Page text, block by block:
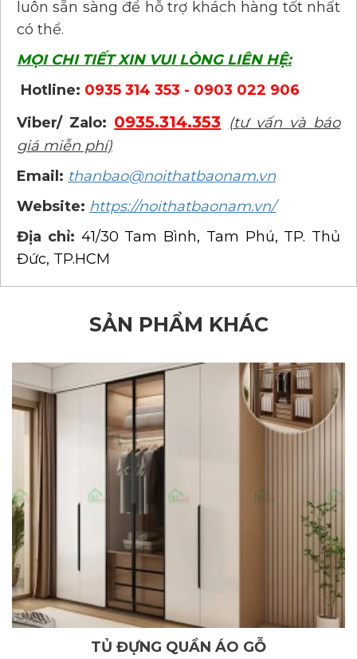
luôn sẵn sàng để hỗ trợ khách hàng tốt nhất
có thể.
MỌI CHI TIẾT XIN VUI LÒNG LIÊN HỆ:
Hotline: 0935 314 353 - 0903 022 906
Viber/ Zalo: 0935.314.353 (tư vấn và báo
giá miễn phí)
Email: thanbao@noithatbaonam.vn
Website: https://noithatbaonam.vn/
Địa chỉ: 41/30 Tam Bình, Tam Phú, TP. Thủ
Đức, TP.HCM
SẢN PHẨM KHÁC
TỦ ĐỰNG QUẦN ÁO GỖ